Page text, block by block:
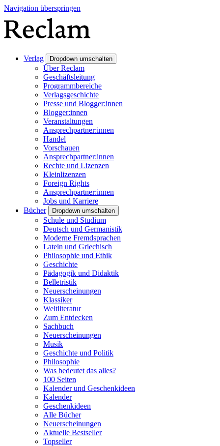
Navigation überspringen
Verlag Dropdown umschalten
Über Reclam
Geschäftsleitung
Programmbereiche
Verlagsgeschichte
Presse und Blogger:innen
Blogger:innen
Veranstaltungen
Ansprechpartner:innen
Handel
Vorschauen
Ansprechpartner:innen
Rechte und Lizenzen
Kleinlizenzen
Foreign Rights
Ansprechpartner:innen
Jobs und Karriere
Bücher
Dropdown umschalten
Schule und Studium
Deutsch und Germanistik
Moderne Fremdsprachen
Latein und Griechisch
Philosophie und Ethik
Geschichte
Pädagogik und Didaktik
Belletristik
Neuerscheinungen
Klassiker
Weltliteratur
Zum Entdecken
Sachbuch
Neuerscheinungen
Musik
Geschichte und Politik
Philosophie
Was bedeutet das alles?
100 Seiten
Kalender und Geschenkideen
Kalender
Geschenkideen
Alle Bücher
Neuerscheinungen
Aktuelle Bestseller
Topseller